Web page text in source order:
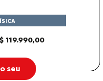
119.990,00
seu